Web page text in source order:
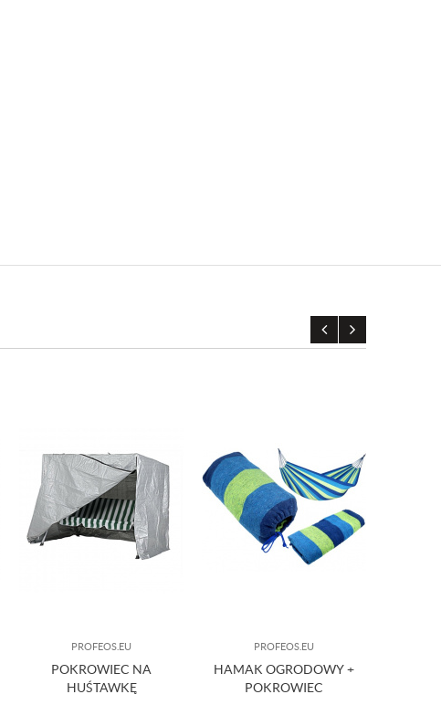
PROFEOS.EU
POKROWIEC NA
HUŚTAWKĘ
PROFEOS.EU
HAMAK OGRODOWY +
POKROWIEC